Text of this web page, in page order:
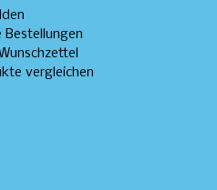
Bestellungen
vergleichen